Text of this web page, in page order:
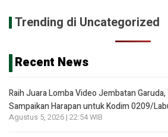
Trending di Uncategorized
Recent News
Raih Juara Lomba Video Jembatan
Sampaikan Harapan untuk Kodim 0209/
Agustus 5, 2026 | 22:54 WIB